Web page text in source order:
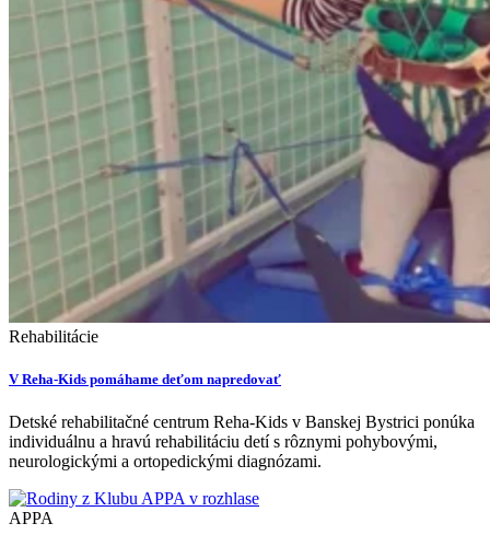
Rehabilitácie
V Reha-Kids pomáhame deťom napredovať
Detské rehabilitačné centrum Reha-Kids v Banskej Bystrici ponúka
individuálnu a hravú rehabilitáciu detí s rôznymi pohybovými,
neurologickými a ortopedickými diagnózami.
APPA